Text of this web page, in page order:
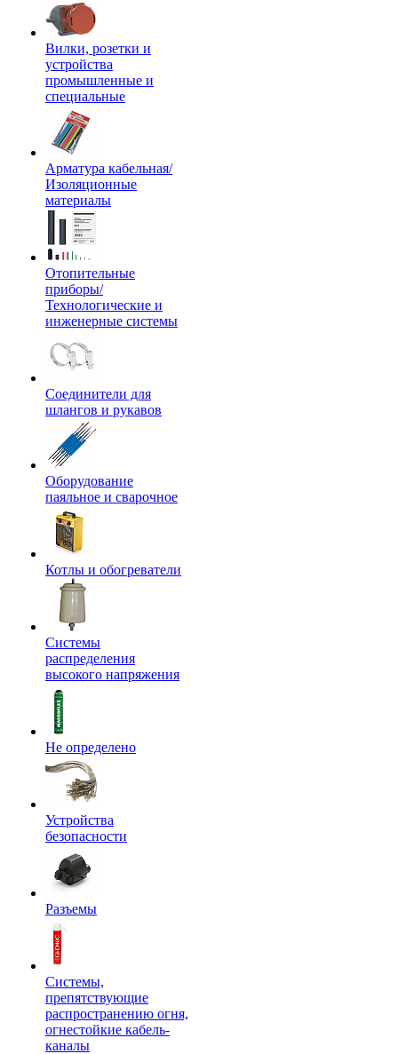
Вилки, розетки и
устройства
промышленные и
специальные
Арматура кабельная/
Изоляционные
материалы
Отопительные
приборы/
Технологические и
инженерные системы
Соединители для
шлангов и рукавов
Оборудование
паяльное и сварочное
Котлы и обогреватели
Системы
распределения
высокого напряжения
Не определено
Устройства
безопасности
Разъемы
Системы,
препятствующие
распространению огня,
огнестойкие кабель-
каналы